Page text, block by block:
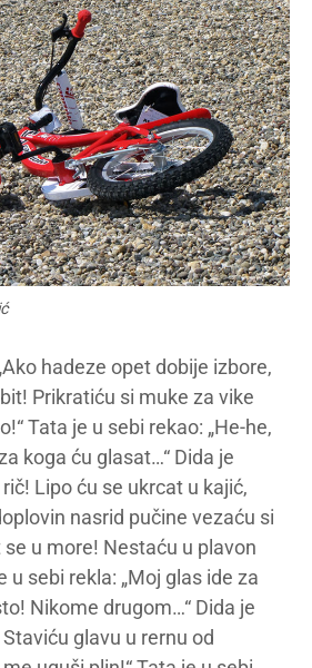
hadeze opet dobije izbore,
Prikratiću si muke za vike
Tata je u sebi rekao: „He-he,
koga ću glasat…“ Dida je
rič! Lipo ću se ukrcat u kajić,
nasrid pučine vezaću si
u more! Nestaću u plavon
u sebi rekla: „Moj glas ide za
Nikome drugom…“ Dida je
glavu u rernu od